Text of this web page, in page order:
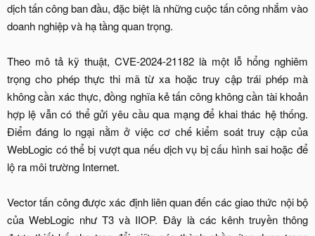
dịch tấn công ban đầu, đặc biệt là những cuộc tấn công nhắm vào
doanh nghiệp và hạ tầng quan trọng.
Theo mô tả kỹ thuật, CVE-2024-21182 là một lỗ hổng nghiêm
trọng cho phép thực thi mã từ xa hoặc truy cập trái phép mà
không cần xác thực, đồng nghĩa kẻ tấn công không cần tài khoản
hợp lệ vẫn có thể gửi yêu cầu qua mạng để khai thác hệ thống.
Điểm đáng lo ngại nằm ở việc cơ chế kiểm soát truy cập của
WebLogic có thể bị vượt qua nếu dịch vụ bị cấu hình sai hoặc để
lộ ra môi trường Internet.
Vector tấn công được xác định liên quan đến các giao thức nội bộ
của WebLogic như T3 và IIOP. Đây là các kênh truyền thông